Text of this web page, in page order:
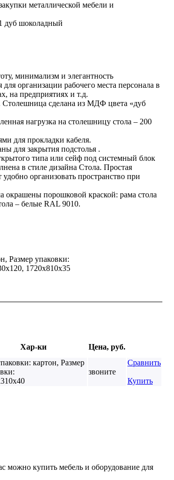
металлической мебели и
дуб шоколадный
минимализм и элегантность
организации рабочего места персонала в
на предприятиях и т.д.
Столешница сделана из МДФ цвета «дуб
нагрузка на столешницу стола – 200
для прокладки кабеля.
для закрытия подстолья .
типа или сейф под системный блок
в стиле дизайна Стола. Простая
организовать пространство при
окрашены порошковой краской: рама стола
– белые RAL 9010.
Размер упаковки:
1720х810х35
Хар-ки Цена, руб.
картон, Размер
звоните
Сравнить
Купить
можно купить мебель и оборудование для